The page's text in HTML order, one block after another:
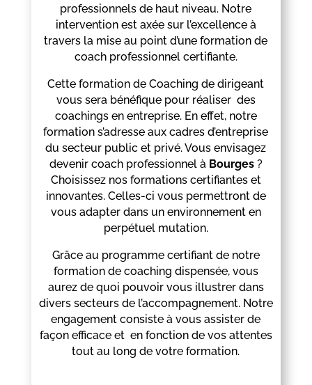
professionnels de haut niveau. Notre
intervention est axée sur l’excellence à
travers la mise au point d’une formation de
coach professionnel certifiante.
Cette formation de Coaching de dirigeant
vous sera bénéfique pour réaliser des
coachings en entreprise. En effet, notre
formation s’adresse aux cadres d’entreprise
du secteur public et privé. Vous envisagez
devenir coach professionnel à Bourges?
Choisissez nos formations certifiantes et
innovantes. Celles-ci vous permettront de
vous adapter dans un environnement en
perpétuel mutation.
Grâce au programme certifiant de notre
formation de coaching dispensée, vous
aurez de quoi pouvoir vous illustrer dans
divers secteurs de l’accompagnement. Notre
engagement consiste à vous assister de
façon efficace et en fonction de vos attentes
tout au long de votre formation.